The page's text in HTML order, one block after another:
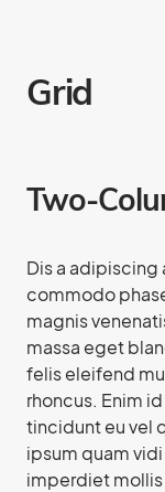
Grid
Two-
Dis a
commodo
magnis
massa eget
felis eleifend
rhoncus. Enim
tincidunt eu vel
ipsum quam
imperdiet mollis